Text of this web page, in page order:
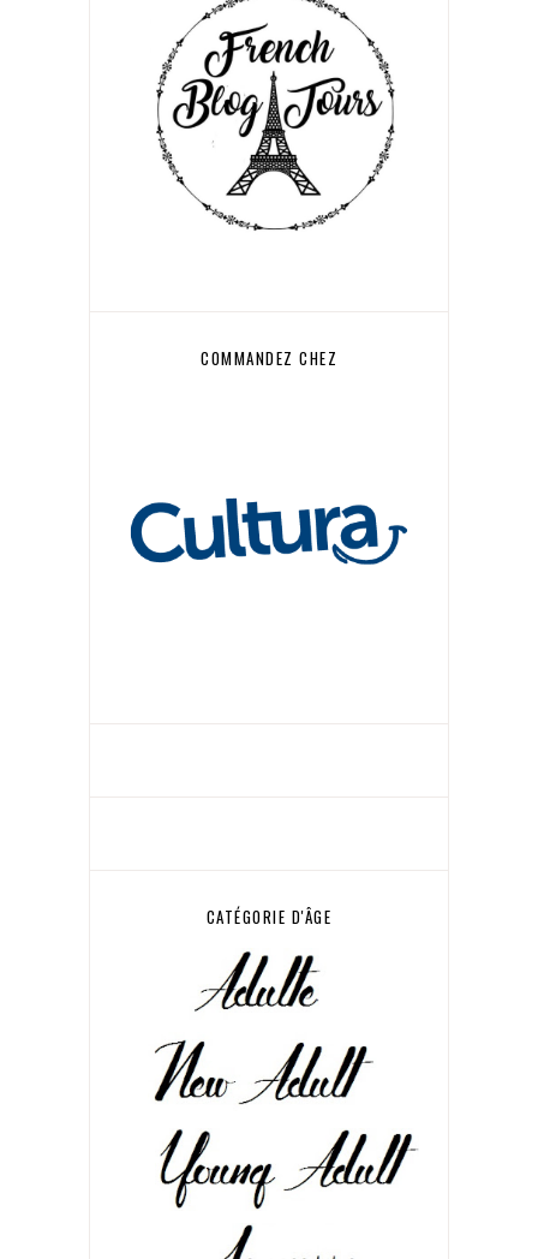
COMMANDEZ CHEZ
CATÉGORIE D'ÂGE